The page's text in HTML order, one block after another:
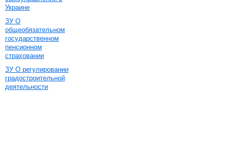
Украине
ЗУ О
общеобязательном
государственном
пенсионном
страховании
ЗУ О регулировании
градостроительной
деятельности